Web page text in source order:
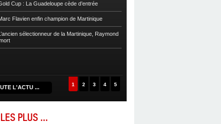
Cup : La Guadeloupe cède d’entrée
Flavien enfin champion de Martinique
sélectionneur de la Martinique, Raymond
L'ACTU ... 1 2 3 4 5
LES PLUS ...